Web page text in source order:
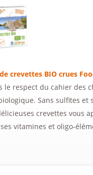
crevettes BIO crues
le respect du cahier des
Sans sulfites et
crevettes vous
vitamines et oligo-